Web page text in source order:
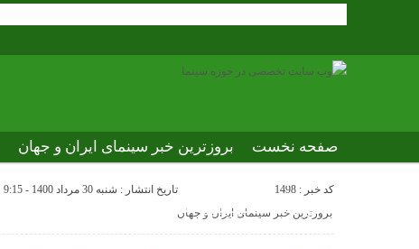
صفحه نخست بروزترین خبر سینمای ایران و جهان
عصر جدید
تلویزیون شهری
کد خبر : 1498 تاریخ انتشار : شنبه 30 مرداد 1400 - 9:15
بروزترین خبر سینمای ایران و جهان